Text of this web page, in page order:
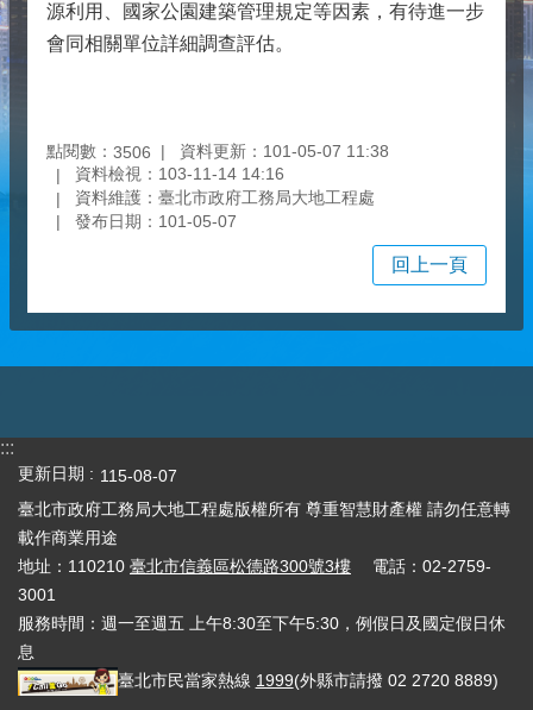
源利用、國家公園建築管理規定等因素，有待進一步
會同相關單位詳細調查評估。
點閱數： 3506
資料更新：101-05-07 11:38
資料檢視：103-11-14 14:16
資料維護：臺北市政府工務局大地工程處
發布日期：101-05-07
回上一頁
:::
更新日期
115-08-07
臺北市政府工務局大地工程處版權所有 尊重智慧財產權 請勿任意轉
載作商業用途
地址：110210 臺北市信義區松德路300號3樓 電話：02-2759-
3001
服務時間：週一至週五 上午8:30至下午5:30，例假日及國定假日休
息
臺北市民當家熱線 1999(外縣市請撥 02 2720 8889)